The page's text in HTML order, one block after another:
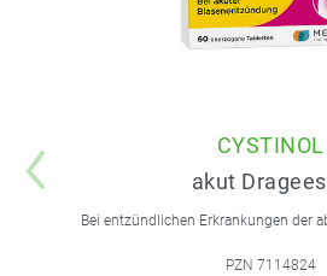
CYSTINOL
akut Dragees
PZN 7114824